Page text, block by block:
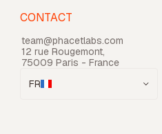
CONTACT
team@phacetlabs.com
12 rue Rougemont,
75009 Paris - France
FR